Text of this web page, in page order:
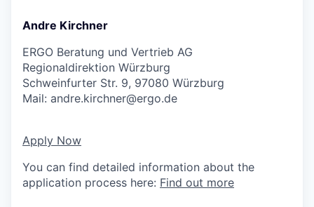
Andre Kirchner
ERGO Beratung und Vertrieb AG
Regionaldirektion Würzburg
Schweinfurter Str. 9, 97080 Würzburg
Mail: andre.kirchner@ergo.de
Apply Now
You can find detailed information about the
application process here: Find out more